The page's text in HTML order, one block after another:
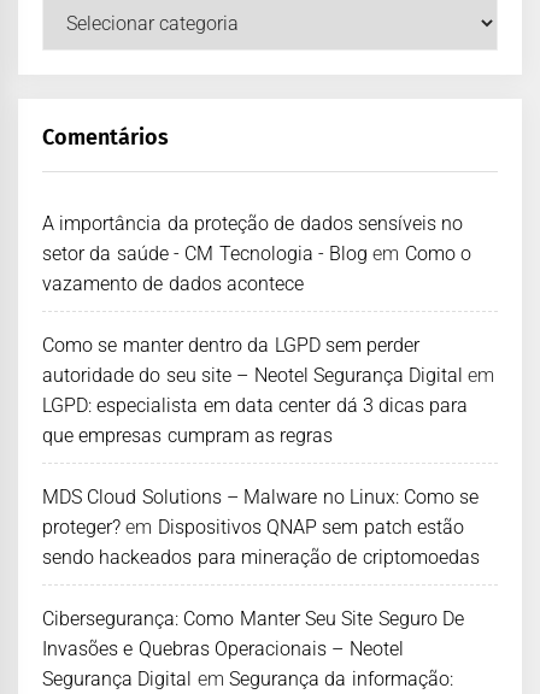
Comentários
A importância da proteção de dados sensíveis no
setor da saúde - CM Tecnologia - Blog em Como o
vazamento de dados acontece
Como se manter dentro da LGPD sem perder
autoridade do seu site – Neotel Segurança Digital em
LGPD: especialista em data center dá 3 dicas para
que empresas cumpram as regras
MDS Cloud Solutions – Malware no Linux: Como se
proteger? em Dispositivos QNAP sem patch estão
sendo hackeados para mineração de criptomoedas
Cibersegurança: Como Manter Seu Site Seguro De
Invasões e Quebras Operacionais – Neotel
Segurança Digital em Segurança da informação: